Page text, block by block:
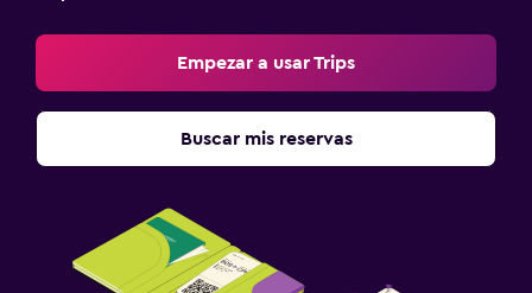
Empezar a usar Trips
Buscar mis reservas